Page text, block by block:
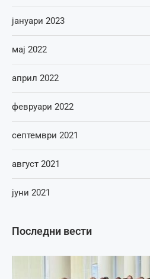
Последни вести
јануари 2023
мај 2022
април 2022
февруари 2022
септември 2021
август 2021
јуни 2021